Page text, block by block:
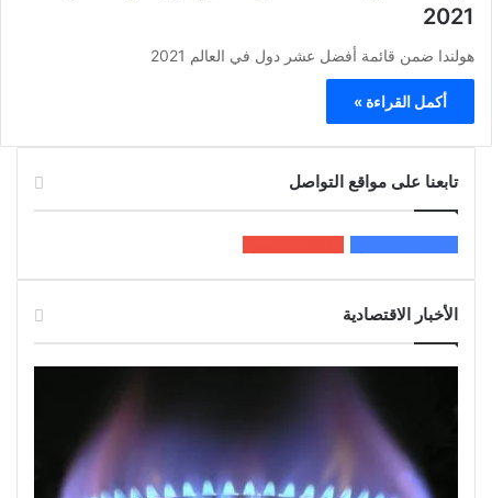
2021
هولندا ضمن قائمة أفضل عشر دول في العالم 2021
أكمل القراءة »
تابعنا على مواقع التواصل
الأخبار الاقتصادية